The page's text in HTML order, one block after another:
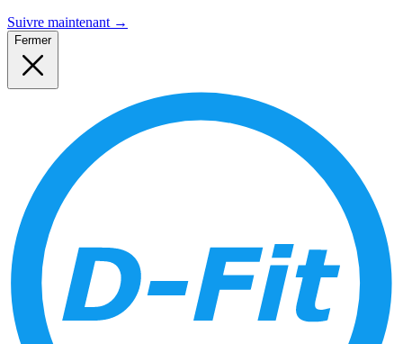
Suivre maintenant →
Fermer